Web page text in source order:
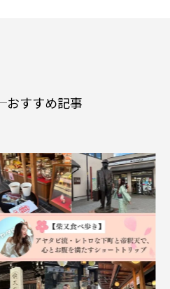
おすすめ記事